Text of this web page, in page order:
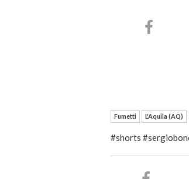
Fumetti L'Aquila (AQ)
#shorts